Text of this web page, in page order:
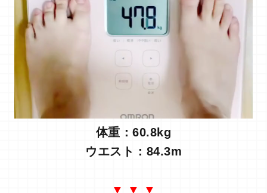
体重：60.8kg
ウエスト：84.3m
▼ ▼ ▼